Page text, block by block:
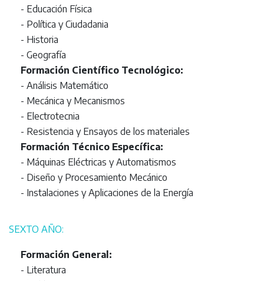
- Educación Física
- Política y Ciudadania
- Historia
- Geografía
Formación Científico Tecnológico:
- Análisis Matemático
- Mecánica y Mecanismos
- Electrotecnia
- Resistencia y Ensayos de los materiales
Formación Técnico Específica:
- Máquinas Eléctricas y Automatismos
- Diseño y Procesamiento Mecánico
- Instalaciones y Aplicaciones de la Energía
SEXTO AÑO:
Formación General:
- Literatura